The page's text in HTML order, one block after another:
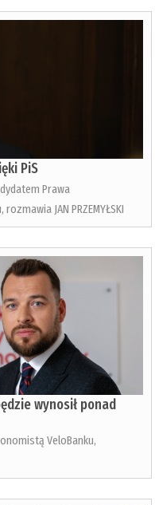
PiS
Prawa
JAN PRZEMYŁSKI
wynosił ponad
VeloBanku,